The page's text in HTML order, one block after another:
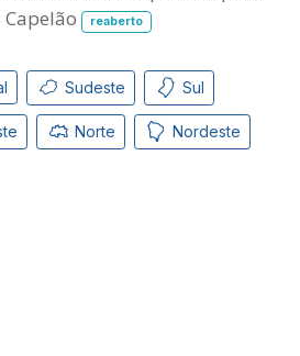
reaberto
Sudeste Sul
Norte Nordeste